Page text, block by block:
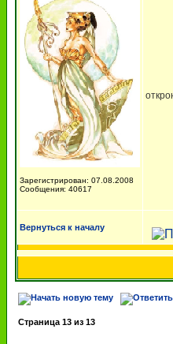
Зарегистрирован: 07.08.2008
Сообщения: 40617
Вернуться к началу
Страница 13 из 13